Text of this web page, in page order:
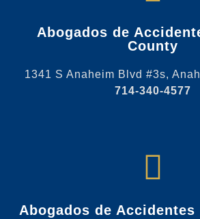
Abogados de
County
1341 S Anaheim Blvd #3s,
714-340-4577
Abogados de Accidentes